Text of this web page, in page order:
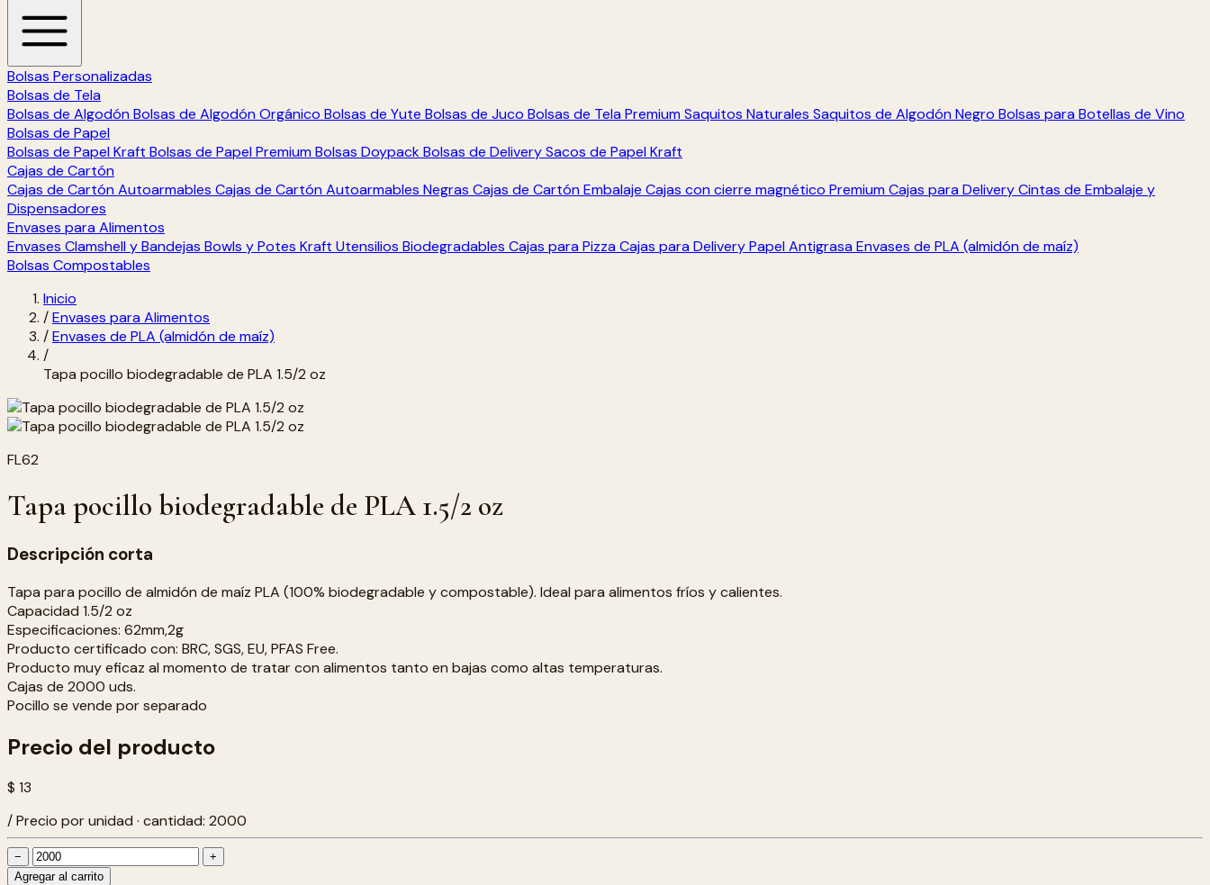
Bolsas Personalizadas
Bolsas de Tela
Bolsas de Algodón Bolsas de Algodón Orgánico Bolsas de Yute Bolsas de Juco Bolsas de Tela Premium Saquitos Naturales Saquitos de Algodón Negro Bolsas para Botellas de Vino
Bolsas de Papel
Bolsas de Papel Kraft Bolsas de Papel Premium Bolsas DoypackBolsas de DeliverySacos de Papel Kraft
Cajas de Cartón
Cajas de Cartón Autoarmables Cajas de Cartón Autoarmables Negras Cajas de Cartón Embalaje Cajas con cierre magnético Premium Cajas para DeliveryCintas de Embalaje y
Dispensadores
Envases para Alimentos
Envases Clamshell y Bandejas Bowls y Potes Kraft Utensilios Biodegradables Cajas para Pizza Cajas para DeliveryPapel Antigrasa Envases de PLA (almidón de maíz)
Bolsas Compostables
Inicio
/Envases para Alimentos
/Envases de PLA (almidón de maíz)
/
Tapa pocillo biodegradable de PLA 1.5/2 oz
FL62
Tapa pocillo biodegradable de PLA 1.5/2 oz
Descripción corta
Tapa para pocillo de almidón de maíz PLA (100% biodegradable y compostable). Ideal para alimentos fríos y calientes.
Capacidad 1.5/2 oz
Especificaciones: 62mm,2g
Producto certificado con: BRC, SGS, EU, PFAS Free.
Producto muy eficaz al momento de tratar con alimentos tanto en bajas como altas temperaturas.
Cajas de 2000 uds.
Pocillo se vende por separado
Precio del producto
$ 13
/ Precio por unidad · cantidad: 2000
−
+
Agregar al carrito